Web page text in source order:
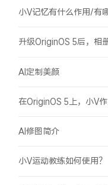
小V记忆有什么作用/有
升级OriginOS 5后，相
AI定制美颜
在OriginOS 5上，小V作
AI修图简介
小V运动教练如何使用？